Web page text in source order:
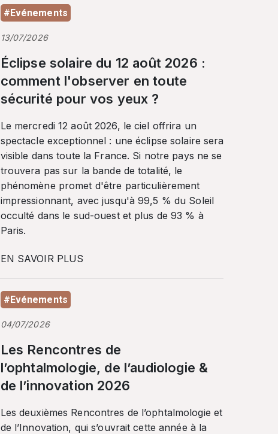
#Evénements
13/07/2026
Éclipse solaire du 12 août 2026 :
comment l'observer en toute
sécurité pour vos yeux ?
Le mercredi 12 août 2026, le ciel offrira un
spectacle exceptionnel : une éclipse solaire sera
visible dans toute la France. Si notre pays ne se
trouvera pas sur la bande de totalité, le
phénomène promet d'être particulièrement
impressionnant, avec jusqu'à 99,5 % du Soleil
occulté dans le sud-ouest et plus de 93 % à
Paris.
EN SAVOIR PLUS
#Evénements
04/07/2026
Les Rencontres de
l’ophtalmologie, de l’audiologie &
de l’innovation 2026
Les deuxièmes Rencontres de l’ophtalmologie et
de l’Innovation, qui s’ouvrait cette année à la